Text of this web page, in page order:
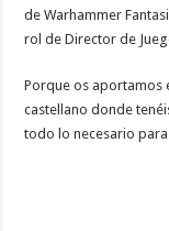
de Warhammer
rol de Director de
Porque os aportamos
castellano donde
todo lo necesario